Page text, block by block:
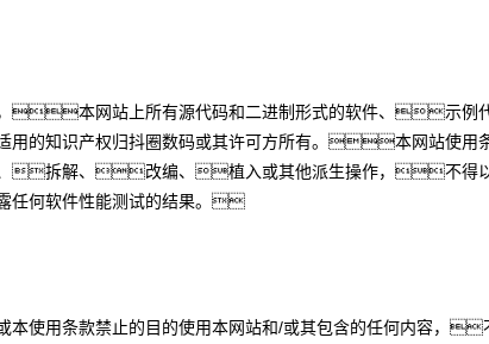
，本网站上所有源代码和二进制形式的软件、示
的知识产权归抖圈数码或其许可方所有。本网站使
拆解、改编、植入或其他派生操作，不得以
何软件性能测试的结果。
本使用条款禁止的目的使用本网站和/或其包含的任何内容